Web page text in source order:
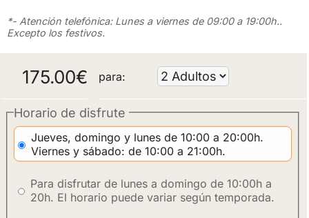
*- Atención telefónica: Lunes a viernes de 09:00 a 19:00h..
Excepto los festivos.
175.00€ para:
Horario de disfrute
Jueves, domingo y lunes de 10:00 a 20:00h.
Viernes y sábado: de 10:00 a 21:00h.
Para disfrutar de lunes a domingo de 10:00h a
20h. El horario puede variar según temporada.